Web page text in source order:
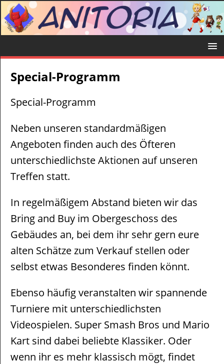
Special-Programm
Special-Programm
Neben unseren standardmäßigen
Angeboten finden auch des Öfteren
unterschiedlichste Aktionen auf unseren
Treffen statt.
In regelmäßigem Abstand bieten wir das
Bring and Buy im Obergeschoss des
Gebäudes an, bei dem ihr sehr gern eure
alten Schätze zum Verkauf stellen oder
selbst etwas Besonderes finden könnt.
Ebenso häufig veranstalten wir spannende
Turniere mit unterschiedlichsten
Videospielen. Super Smash Bros und Mario
Kart sind dabei beliebte Klassiker. Oder
wenn ihr es mehr klassisch mögt, findet